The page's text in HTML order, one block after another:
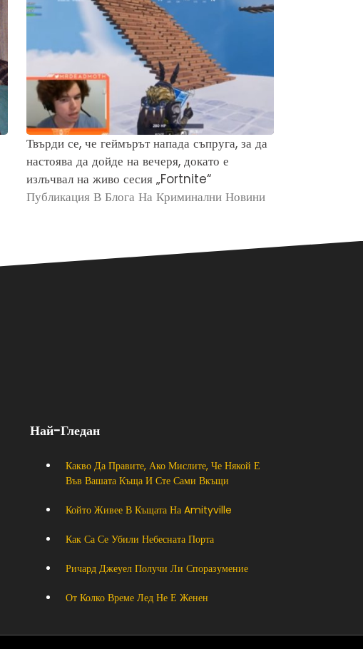
Твърди се, че геймърът напада съпруга, за да
настоява да дойде на вечеря, докато е
излъчвал на живо сесия „Fortnite“
Публикация В Блога На Криминални Новини
Най-Гледан
Какво Да Правите, Ако Мислите, Че Някой Е
Във Вашата Къща И Сте Сами Вкъщи
Който Живее В Къщата На Amityville
Как Са Се Убили Небесната Порта
Ричард Джеуел Получи Ли Споразумение
От Колко Време Лед Не Е Женен